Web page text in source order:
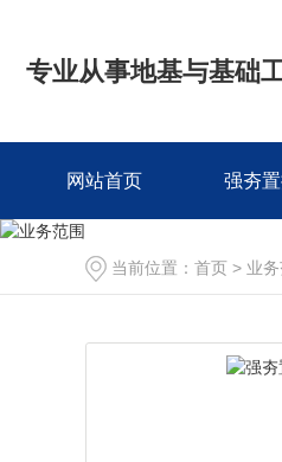
专业从事地基与基础
网站首页 强夯
当前位置： 首页 > 业